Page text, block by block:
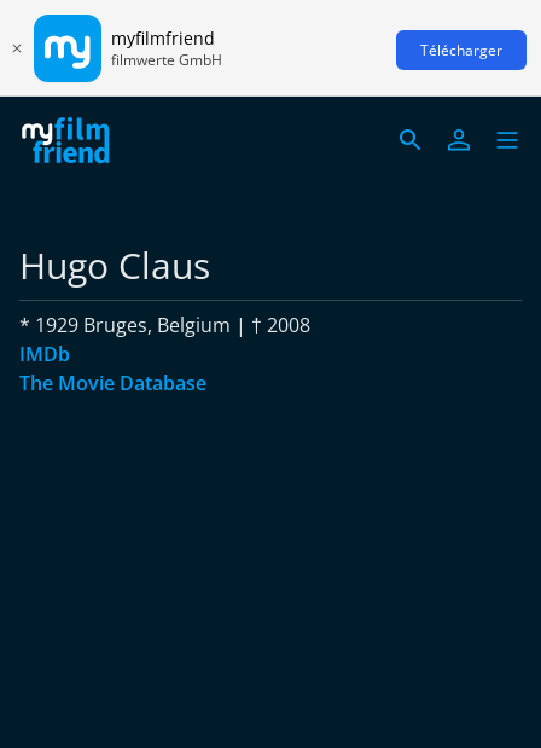
myfilmfriend
filmwerte GmbH Télécharger
Hugo Claus
* 1929 Bruges, Belgium | † 2008
IMDb
The Movie Database